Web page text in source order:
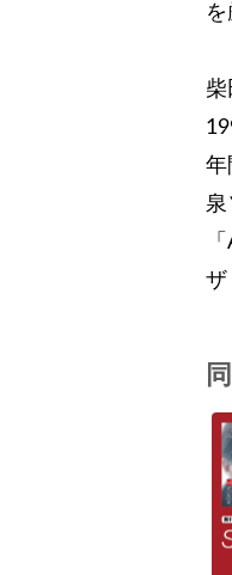
柴
年
泉
ザ